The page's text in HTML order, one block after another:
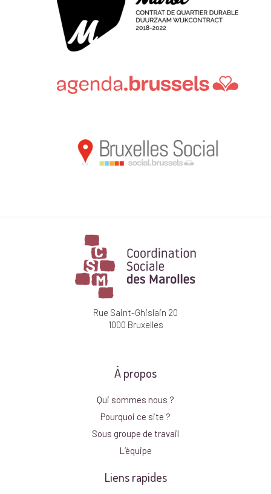
Rue Saint-Ghislain 20
1000 Bruxelles
À propos
Qui sommes nous ?
Pourquoi ce site ?
Sous groupe de travail
L’équipe
Liens rapides